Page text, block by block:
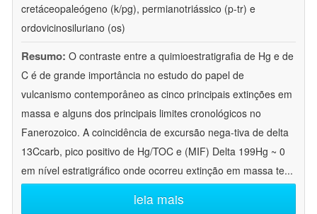
cretáceopaleógeno (k/pg), permianotriássico (p-tr) e
ordovicinosiluriano (os)
Resumo: O contraste entre a quimioestratigrafia de Hg e de
C é de grande importância no estudo do papel de
vulcanismo contemporâneo as cinco principais extinções em
massa e alguns dos principais limites cronológicos no
Fanerozoico. A coincidência de excursão nega-tiva de delta
13Ccarb, pico positivo de Hg/TOC e (MIF) Delta 199Hg ~ 0
em nível estratigráfico onde ocorreu extinção em massa te...
leia mais